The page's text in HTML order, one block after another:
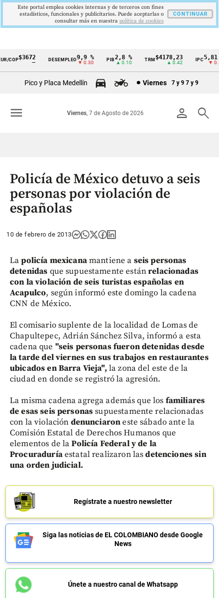
Cintillo
Colombia
COP$3672 DESEMPLEO 9,9 %
▼ 0.30
PIB2,8 %
▲ 0.10
TRM$4178,23
▲ 0.42
IPC5,81 %
▼ 0.12
Pico y Placa Medellín Viernes 7 y 9 7 y 9
person search
Viernes, 7 de Agosto de 2026
menu
Policía de México detuvo a seis
personas por violación de
españolas
10 de febrero de 2013
Lapolicía mexicanamantiene a seis personas
detenidas que supuestamente estánrelacionadas
con la violación de seis turistas españolas en
Acapulco, según informó este domingo la cadena
CNN de México.
El comisario suplente de la localidad de Lomas de
Chapultepec, Adrián Sánchez Silva, informó a esta
cadena que "seis personas fueron detenidas desde
la tarde del viernes en sus trabajos en restaurantes
ubicados en Barra Vieja", la zona del este de la
ciudad en donde se registró la agresión.
La misma cadena agrega además que los familiares
de esas seis personassupuestamente relacionadas
con la violación denunciaroneste sábado ante la
Comisión Estatal de Derechos Humanos que
elementos de laPolicía Federal y de la
Procuraduríaestatal realizaron lasdetenciones sin
una orden judicial.
Regístrate a nuestro newsletter
Siga las noticias de EL COLOMBIANO desde Google
News
Únete a nuestro canal de Whatsapp
Este portal emplea cookies internas y de terceros con fines
estadísticos, funcionales y publicitarios. Puede aceptarlas o
consultar más en nuestra politica de cookies
CONTINUAR